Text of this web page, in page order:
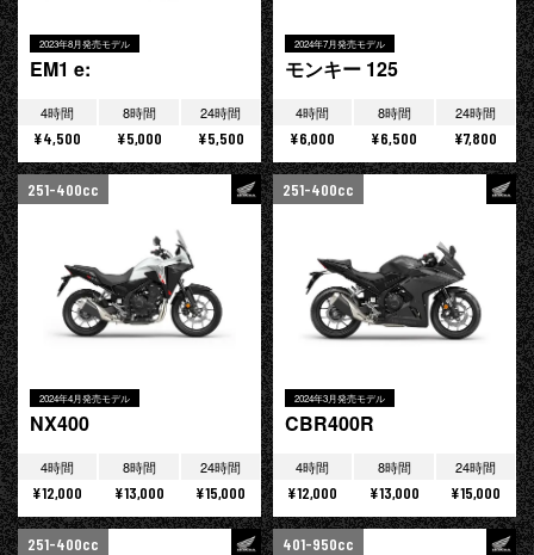
2023年8月発売モデル
EM1 e:
4時間
¥4,500
8時間
¥5,000
24時間
¥5,500
2024年7月発売モデル
モンキー 125
4時間
¥6,000
8時間
¥6,500
24時間
¥7,800
251-400cc
2024年4月発売モデル
NX400
4時間
¥12,000
8時間
¥13,000
24時間
¥15,000
251-400cc
2024年3月発売モデル
CBR400R
4時間
¥12,000
8時間
¥13,000
24時間
¥15,000
251-400cc 401-950cc